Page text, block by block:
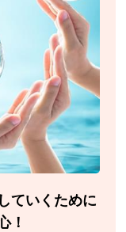
ていくために
！